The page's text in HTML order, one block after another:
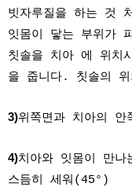
빗자루질을 하는 것
잇몸이 닿는 부위가
칫솔을 치아 에 위치
을 줍니다. 칫솔의 위
3)위쪽면과 치아의 안
4)치아와 잇몸이 만나
스듬히 세워(45°)